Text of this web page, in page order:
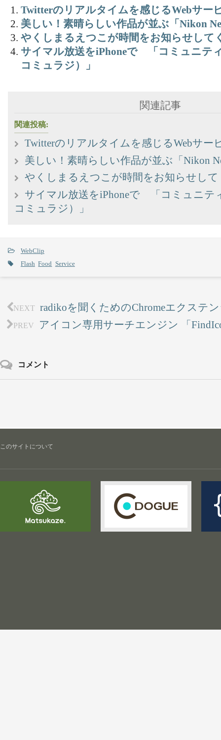
Twitterのリアルタイムを感じるWebサー
美しい！素晴らしい作品が並ぶ「Nikon
やくしまるえつこが時間をお知らせして
サイマル放送をiPhoneで 「コミュニテ
コミュラジ）」
関連記事
関連投稿:
Twitterのリアルタイムを感じるWebサー
美しい！素晴らしい作品が並ぶ「Nikon
やくしまるえつこが時間をお知らせし
サイマル放送をiPhoneで 「コミュニテ
コミュラジ）」
WebClip
Flash Food Service
NEXT radikoを聞くためのChromeエクステ
PREV アイコン専用サーチエンジン 「
コメント
このサイトについて